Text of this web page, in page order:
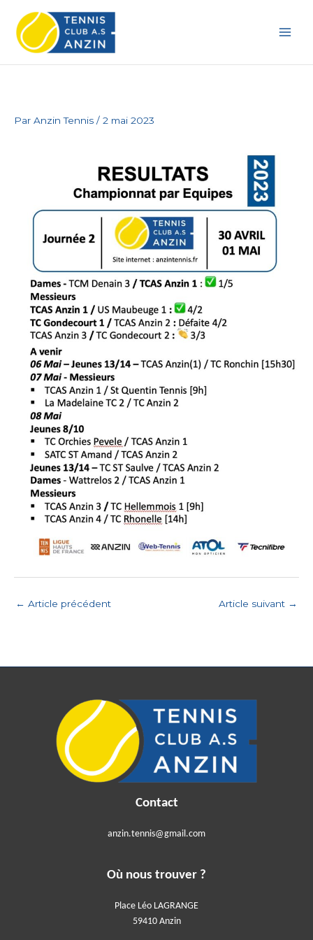
contenu
Par Anzin Tennis / 2 mai 2023
← Article précédent Article suivant →
Contact
anzin.tennis@gmail.com
Où nous trouver ?
Place Léo LAGRANGE
59410 Anzin